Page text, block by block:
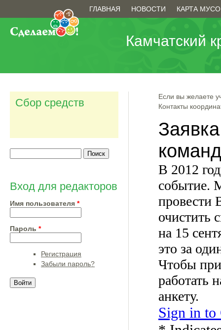
Главное меню
ГЛАВНАЯ НОВОСТИ КАРТА
Камчатский
Вы здесь
Если вы желаете
Контакты
Сбор средств
Вход для редакторов
Имя пользователя *
Пароль *
Регистрация
Забыли пароль?